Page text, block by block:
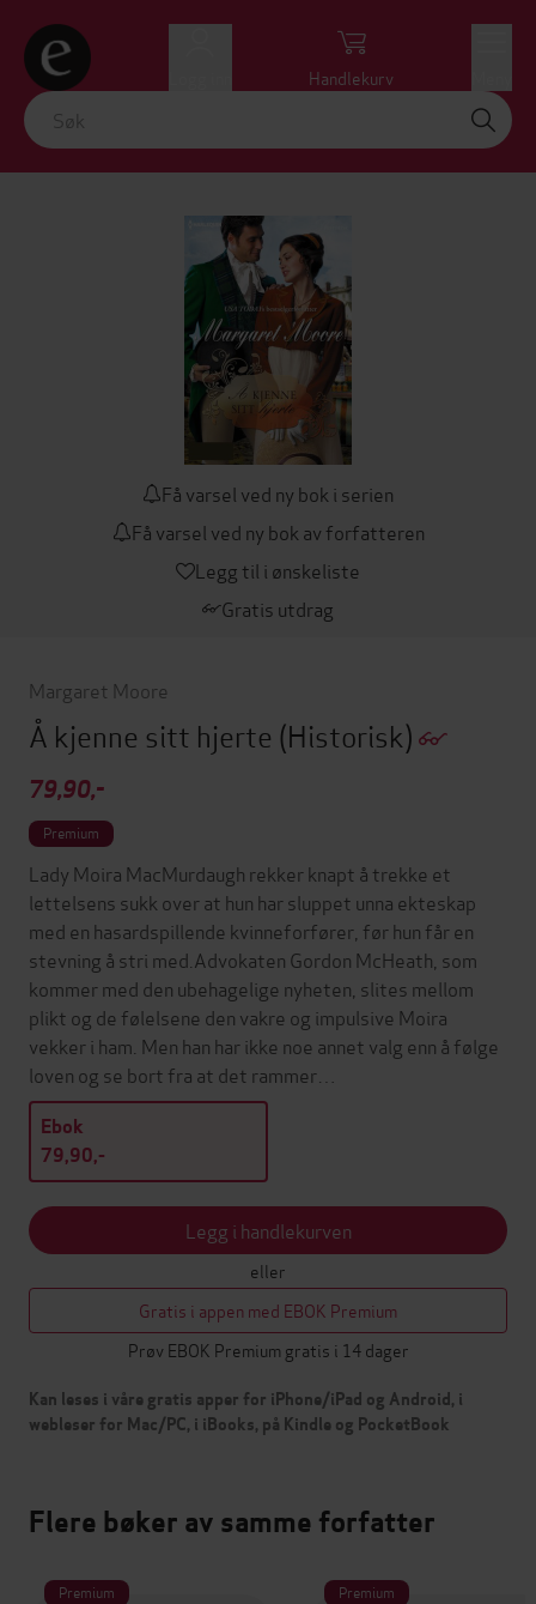
Handlekurv
Få varsel ved ny bok i serien
Få varsel ved ny bok av forfatteren
Legg til i ønskeliste
Gratis utdrag
Margaret Moore
Å kjenne sitt hjerte (Historisk)
79,90,-
Premium
Lady Moira MacMurdaugh rekker knapt å trekke et
lettelsens sukk over at hun har sluppet unna ekteskap
med en hasardspillende kvinneforfører, før hun får en
stevning å stri med.Advokaten Gordon McHeath, som
kommer med den ubehagelige nyheten, slites mellom
plikt og de følelsene den vakre og impulsive Moira
vekker i ham. Men han har ikke noe annet valg enn å følge
loven og se bort fra at det rammer…
Ebok
79,90,-
Legg i handlekurven
eller
Gratis i appen med EBOK Premium
Prøv EBOK Premium gratis i 14 dager
Kan leses i våre gratis apper for iPhone/iPad og Android, i
webleser for Mac/PC, i iBooks, på Kindle og PocketBook
Flere bøker av samme forfatter
Premium Premium